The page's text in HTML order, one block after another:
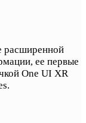
расширенной
ее первые
One UI XR